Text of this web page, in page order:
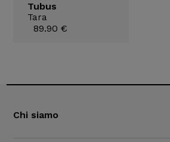
Tubus
Tara
89.90 €
Chi siamo